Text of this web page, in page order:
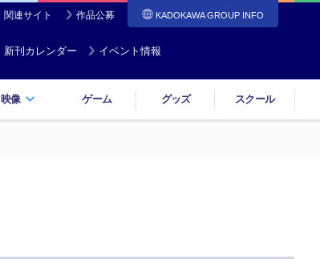
関連サイト 作品公募 KADOKAWA GROUP INFO
新刊カレンダー イベント情報
映像 ゲーム グッズ スクール